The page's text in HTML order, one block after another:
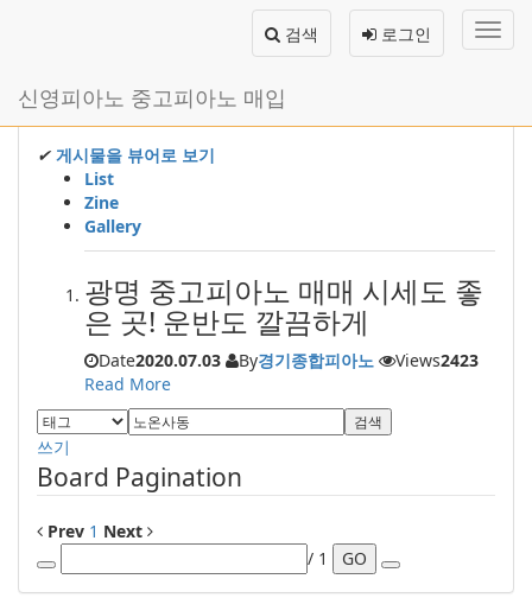
바
기
로그인
검색
신영피아노 중고피아노 매입
✔ 게시물을 뷰어로 보기
List
Zine
Gallery
광명 중고피아노 매매 시세도 좋
은 곳! 운반도 깔끔하게
Date2020.07.03 By경기종합피아노 Views2423
Read More
검색
쓰기
Board Pagination
Prev 1 Next
/ 1
GO